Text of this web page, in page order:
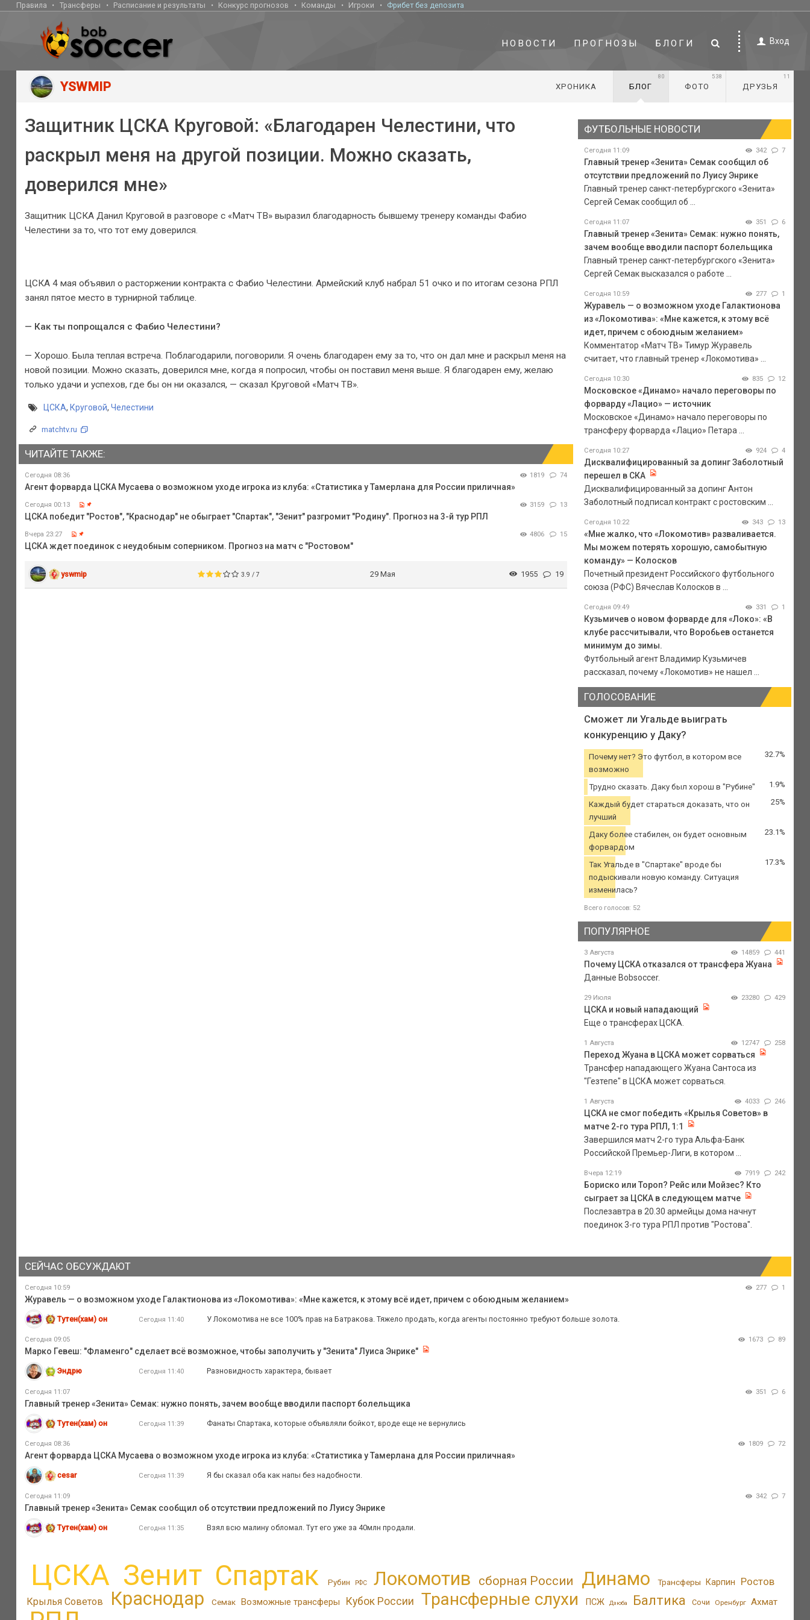
Правила Трансферы Расписание и результаты Конкурс прогнозов Команды Игроки Фрибет без депозита
НОВОСТИ ПРОГНОЗЫ БЛОГИ Вход
YSWMIP ХРОНИКА БЛОГ
80
ФОТО
538
ДРУЗЬЯ
11
Защитник ЦСКА Круговой: «Благодарен Челестини, что
раскрыл меня на другой позиции. Можно сказать,
доверился мне»
Защитник ЦСКА Данил Круговой в разговоре с «Матч ТВ» выразил благодарность бывшему тренеру команды Фабио
Челестини за то, что тот ему доверился.
ЦСКА 4 мая объявил о расторжении контракта с Фабио Челестини. Армейский клуб набрал 51 очко и по итогам сезона РПЛ
занял пятое место в турнирной таблице.
— Как ты попрощался с Фабио Челестини?
— Хорошо. Была теплая встреча. Поблагодарили, поговорили. Я очень благодарен ему за то, что он дал мне и раскрыл меня на
новой позиции. Можно сказать, доверился мне, когда я попросил, чтобы он поставил меня выше. Я благодарен ему, желаю
только удачи и успехов, где бы он ни оказался, — сказал Круговой «Матч ТВ».
ЦСКА, Круговой, Челестини
matchtv.ru
ЧИТАЙТЕ ТАКЖЕ:
Сегодня 08:36 1819 74
Агент форварда ЦСКА Мусаева о возможном уходе игрока из клуба: «Статистика у Тамерлана для России приличная»
Сегодня 00:13 3159 13
ЦСКА победит "Ростов", "Краснодар" не обыграет "Спартак", "Зенит" разгромит "Родину". Прогноз на 3-й тур РПЛ
Вчера 23:27 4806 15
ЦСКА ждет поединок с неудобным соперником. Прогноз на матч с "Ростовом"
yswmip 3.9 / 7 29 Мая 1955 19
ФУТБОЛЬНЫЕ НОВОСТИ
Сегодня 11:09 342 7
Главный тренер «Зенита» Семак сообщил об
отсутствии предложений по Луису Энрике
Главный тренер санкт-петербургского «Зенита»
Сергей Семак сообщил об ...
Сегодня 11:07 351 6
Главный тренер «Зенита» Семак: нужно понять,
зачем вообще вводили паспорт болельщика
Главный тренер санкт-петербургского «Зенита»
Сергей Семак высказался о работе ...
Сегодня 10:59 277 1
Журавель — о возможном уходе Галактионова
из «Локомотива»: «Мне кажется, к этому всё
идет, причем с обоюдным желанием»
Комментатор «Матч ТВ» Тимур Журавель
считает, что главный тренер «Локомотива» ...
Сегодня 10:30 835 12
Московское «Динамо» начало переговоры по
форварду «Лацио» — источник
Московское «Динамо» начало переговоры по
трансферу форварда «Лацио» Петара ...
Сегодня 10:27 924 4
Дисквалифицированный за допинг Заболотный
перешел в СКА
Дисквалифицированный за допинг Антон
Заболотный подписал контракт с ростовским ...
Сегодня 10:22 343 13
«Мне жалко, что «Локомотив» разваливается.
Мы можем потерять хорошую, самобытную
команду» — Колосков
Почетный президент Российского футбольного
союза (РФС) Вячеслав Колосков в ...
Сегодня 09:49 331 1
Кузьмичев о новом форварде для «Локо»: «В
клубе рассчитывали, что Воробьев останется
минимум до зимы.
Футбольный агент Владимир Кузьмичев
рассказал, почему «Локомотив» не нашел ...
ГОЛОСОВАНИЕ
Сможет ли Угальде выиграть
конкуренцию у Даку?
Почему нет? Это футбол, в котором все
возможно
32.7%
Трудно сказать. Даку был хорош в "Рубине" 1.9%
Каждый будет стараться доказать, что он
лучший
25%
Даку более стабилен, он будет основным
форвардом
23.1%
Так Угальде в "Спартаке" вроде бы
подыскивали новую команду. Ситуация
изменилась?
17.3%
Всего голосов: 52
ПОПУЛЯРНОЕ
3 Августа 14859 441
Почему ЦСКА отказался от трансфера Жуана
Данные Bobsoccer.
29 Июля 23280 429
ЦСКА и новый нападающий
Еще о трансферах ЦСКА.
1 Августа 12747 258
Переход Жуана в ЦСКА может сорваться
Трансфер нападающего Жуана Сантоса из
"Гезтепе" в ЦСКА может сорваться.
1 Августа 4033 246
ЦСКА не смог победить «Крылья Советов» в
матче 2-го тура РПЛ, 1:1
Завершился матч 2-го тура Альфа-Банк
Российской Премьер-Лиги, в котором ...
Вчера 12:19 7919 242
Бориско или Тороп? Рейс или Мойзес? Кто
сыграет за ЦСКА в следующем матче
Послезавтра в 20.30 армейцы дома начнут
поединок 3-го тура РПЛ против "Ростова".
СЕЙЧАС ОБСУЖДАЮТ
Сегодня 10:59 277 1
Журавель — о возможном уходе Галактионова из «Локомотива»: «Мне кажется, к этому всё идет, причем с обоюдным желанием»
Тутен(хам) он Сегодня 11:40 У Локомотива не все 100% прав на Батракова. Тяжело продать, когда агенты постоянно требуют больше золота.
Сегодня 09:05 1673 89
Марко Гевеш: "Фламенго" сделает всё возможное, чтобы заполучить у "Зенита" Луиса Энрике"
Эндрю Сегодня 11:40 Разновидность характера, бывает
Сегодня 11:07 351 6
Главный тренер «Зенита» Семак: нужно понять, зачем вообще вводили паспорт болельщика
Тутен(хам) он Сегодня 11:39 Фанаты Спартака, которые объявляли бойкот, вроде еще не вернулись
Сегодня 08:36 1809 72
Агент форварда ЦСКА Мусаева о возможном уходе игрока из клуба: «Статистика у Тамерлана для России приличная»
cesar Сегодня 11:39 Я бы сказал оба как напы без надобности.
Сегодня 11:09 342 7
Главный тренер «Зенита» Семак сообщил об отсутствии предложений по Луису Энрике
Тутен(хам) он Сегодня 11:35 Взял всю малину обломал. Тут его уже за 40млн продали.
ЦСКА Зенит Спартак Рубин РФС Локомотив сборная России Динамо Трансферы Карпин Ростов
Крылья Советов Краснодар Семак Возможные трансферы Кубок России Трансферные слухи ПСЖ Дзюба Балтика Сочи Оренбург Ахмат